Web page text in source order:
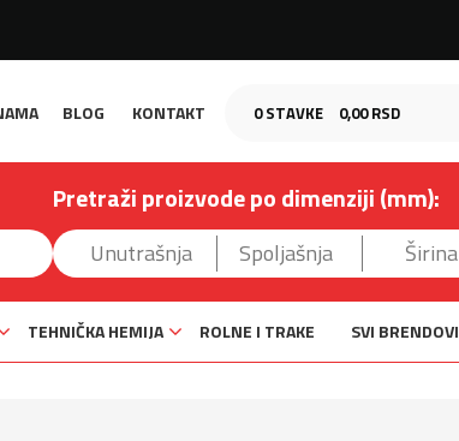
0STAVKE 0,00 RSD
BLOG KONTAKT
Pretraži proizvode po dimenziji (mm):
TEHNIČKA HEMIJA ROLNE I TRAKE SVI BRENDOVI